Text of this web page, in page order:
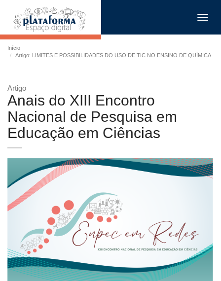
Início
Artigo: LIMITES E POSSIBILIDADES DO USO DE TIC NO ENSINO DE QUÍMICA
Artigo
Anais do XIII Encontro
Nacional de Pesquisa em
Educação em Ciências